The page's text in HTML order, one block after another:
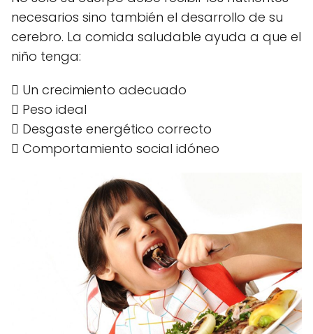
necesarios sino también el desarrollo de su
cerebro. La comida saludable ayuda a que el
niño tenga:
 Un crecimiento adecuado
 Peso ideal
 Desgaste energético correcto
 Comportamiento social idóneo